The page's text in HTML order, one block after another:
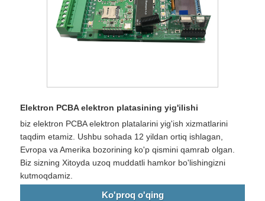
Elektron PCBA elektron platasining yig'ilishi
biz elektron PCBA elektron platalarini yig'ish xizmatlarini
taqdim etamiz. Ushbu sohada 12 yildan ortiq ishlagan,
Evropa va Amerika bozorining ko'p qismini qamrab olgan.
Biz sizning Xitoyda uzoq muddatli hamkor bo'lishingizni
kutmoqdamiz.
Ko'proq o'qing